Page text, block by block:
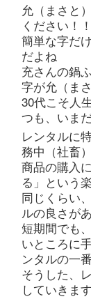
允（まさと
ください！！
簡単な字だ
だよね
充さんの鍋
字が允（ま
30代こそ人
つも、いま
レンタルに
務中（社畜）
商品の購入
る」という
同じくらい
ルの良さが
短期間でも
いところに
ンタルの一
そうした、
していきま